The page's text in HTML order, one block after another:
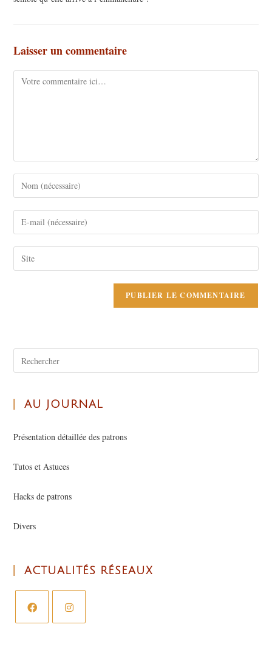
Laisser un commentaire
AU JOURNAL
Présentation détaillée des patrons
Tutos et Astuces
Hacks de patrons
Divers
ACTUALITÉS RÉSEAUX